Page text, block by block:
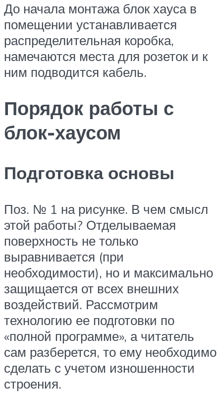
До начала монтажа блок хауса в
помещении устанавливается
распределительная коробка,
намечаются места для розеток и к
ним подводится кабель.
Порядок работы с
блок-хаусом
Подготовка основы
Поз. № 1 на рисунке. В чем смысл
этой работы? Отделываемая
поверхность не только
выравнивается (при
необходимости), но и максимально
защищается от всех внешних
воздействий. Рассмотрим
технологию ее подготовки по
«полной программе», а читатель
сам разберется, то ему необходимо
сделать с учетом изношенности
строения.